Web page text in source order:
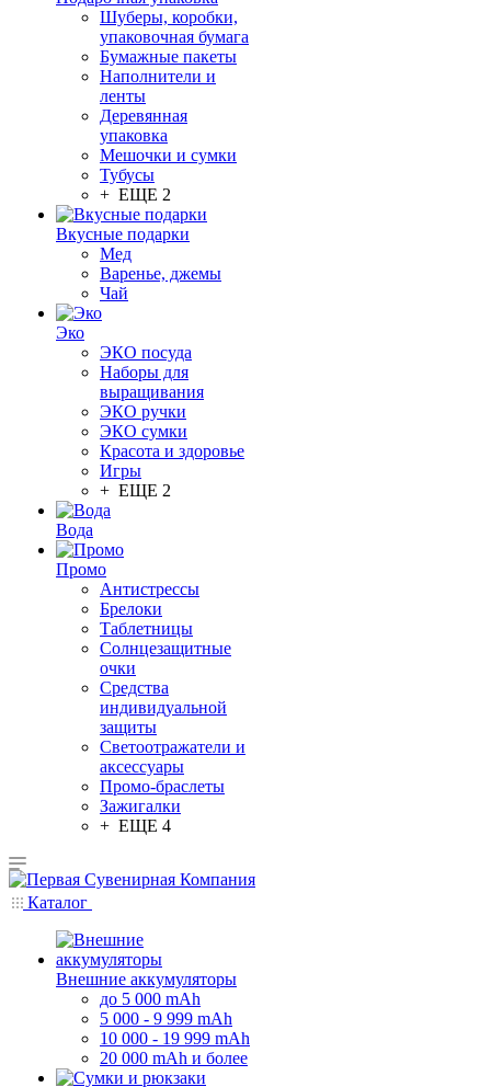
Шуберы, коробки,
упаковочная бумага
Бумажные пакеты
Наполнители и
ленты
Деревянная
упаковка
Мешочки и сумки
Тубусы
+ ЕЩЕ 2
Вкусные подарки
Мед
Варенье, джемы
Чай
Эко
ЭКО посуда
Наборы для
выращивания
ЭКО ручки
ЭКО сумки
Красота и здоровье
Игры
+ ЕЩЕ 2
Вода
Промо
Антистрессы
Брелоки
Таблетницы
Солнцезащитные
очки
Средства
индивидуальной
защиты
Светоотражатели и
аксессуары
Промо-браслеты
Зажигалки
+ ЕЩЕ 4
Каталог
Внешние аккумуляторы
до 5 000 mAh
5 000 - 9 999 mAh
10 000 - 19 999 mAh
20 000 mAh и более